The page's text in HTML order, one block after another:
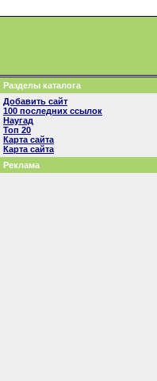
Разделы каталога
Добавить сайт
100 последних ссылок
Наугад
Топ 20
Карта сайта
Карта сайта
Реклама